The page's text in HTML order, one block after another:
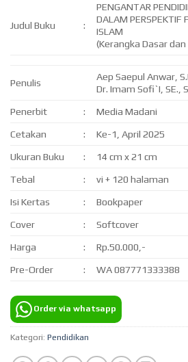
Judul Buku :
PENGANTAR
DALAM PERSPEKTIF
ISLAM
(Kerangka Dasar
Penulis
Aep Saepul Anwar,
Dr. Imam Sofi`I, SE.,
Penerbit : Media Madani
Cetakan : Ke-1, April 2025
Ukuran Buku : 14 cm x 21 cm
Tebal : vi + 120 halaman
Isi Kertas : Bookpaper
Cover : Softcover
Harga : Rp.50.000,-
Pre-Order : WA 087771333388
Order via whatsapp
Kategori: Pendidikan